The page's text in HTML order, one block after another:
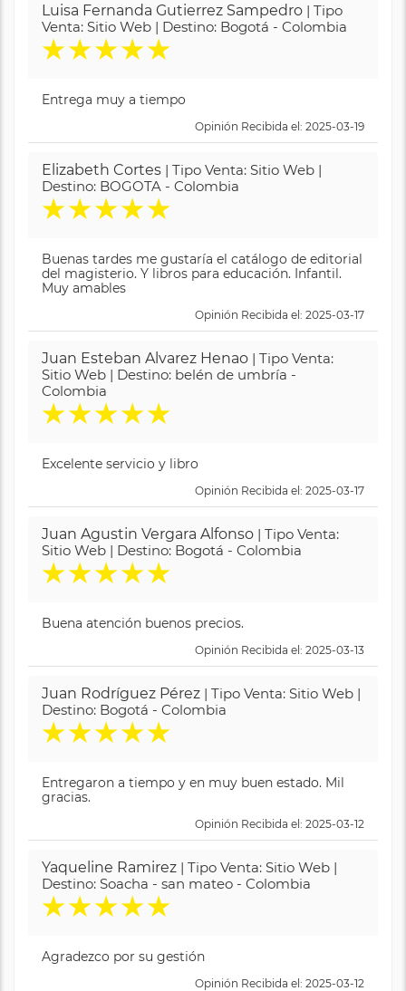
Luisa Fernanda Gutierrez Sampedro | Tipo
Venta: Sitio Web | Destino: Bogotá - Colombia
★★★★★
Entrega muy a tiempo
Opinión Recibida el: 2025-03-19
Elizabeth Cortes | Tipo Venta: Sitio Web |
Destino: BOGOTA - Colombia
★★★★★
Buenas tardes me gustaría el catálogo de editorial
del magisterio. Y libros para educación. Infantil.
Muy amables
Opinión Recibida el: 2025-03-17
Juan Esteban Alvarez Henao | Tipo Venta:
Sitio Web | Destino: belén de umbría -
Colombia
★★★★★
Excelente servicio y libro
Opinión Recibida el: 2025-03-17
Juan Agustin Vergara Alfonso | Tipo Venta:
Sitio Web | Destino: Bogotá - Colombia
★★★★★
Buena atención buenos precios.
Opinión Recibida el: 2025-03-13
Juan Rodríguez Pérez | Tipo Venta: Sitio Web |
Destino: Bogotá - Colombia
★★★★★
Entregaron a tiempo y en muy buen estado. Mil
gracias.
Opinión Recibida el: 2025-03-12
Yaqueline Ramirez | Tipo Venta: Sitio Web |
Destino: Soacha - san mateo - Colombia
★★★★★
Agradezco por su gestión
Opinión Recibida el: 2025-03-12